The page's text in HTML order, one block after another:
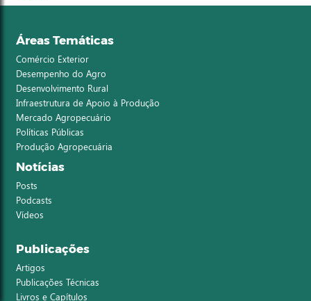
Áreas Temáticas
Comércio Exterior
Desempenho do Agro
Desenvolvimento Rural
Infraestrutura de Apoio à Produção
Mercado Agropecuário
Políticas Públicas
Produção Agropecuária
Notícias
Posts
Podcasts
Vídeos
Publicações
Artigos
Publicações Técnicas
Livros e Capítulos